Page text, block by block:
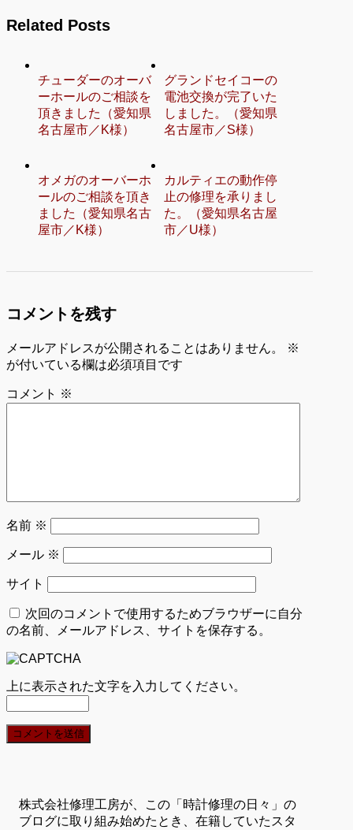
Related Posts
チューダーのオーバ
ーホールのご相談を
頂きました（愛知県
名古屋市／K様）
グランドセイコーの
電池交換が完了いた
しました。（愛知県
名古屋市／S様）
オメガのオーバーホ
ールのご相談を頂き
ました（愛知県名古
屋市／K様）
カルティエの動作停
止の修理を承りまし
た。（愛知県名古屋
市／U様）
コメントを残す
メールアドレスが公開されることはありません。
※
が付いている欄は必須項目です
コメント ※
名前 ※
メール ※
サイト
次回のコメントで使用するためブラウザーに自分
の名前、メールアドレス、サイトを保存する。
上に表示された文字を入力してください。
株式会社修理工房が、この「時計修理の日々」の
ブログに取り組み始めたとき、在籍していたスタ